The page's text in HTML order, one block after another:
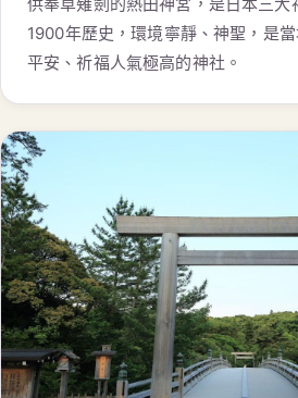
1900年歷史，環境寧靜、神聖，是
平安、祈福人氣極高的神社。